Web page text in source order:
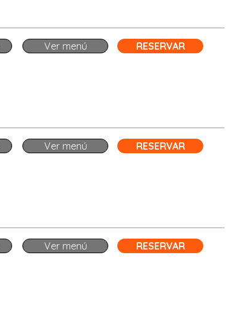
Ver menú RESERVAR
Ver menú RESERVAR
Ver menú RESERVAR